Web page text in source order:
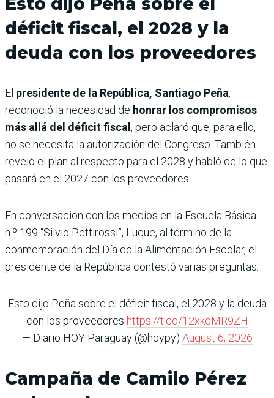
déficit fiscal, el 2028 y la
deuda con los proveedores
El presidente de la República, Santiago Peña,
reconoció la necesidad de honrar los compromisos
más allá del déficit fiscal , pero aclaró que, para ello,
no se necesita la autorización del Congreso. También
reveló el plan al respecto para el 2028 y habló de lo que
pasará en el 2027 con los proveedores.
En conversación con los medios en la Escuela Básica
n.º 199 “Silvio Pettirossi”, Luque, al término de la
conmemoración del Día de la Alimentación Escolar, el
presidente de la República contestó varias preguntas.
Esto dijo Peña sobre el déficit fiscal, el 2028 y la deuda
con los proveedores https://t.co/12xkdMR9ZH
— Diario HOY Paraguay (@hoypy) August 6, 2026
Campaña de Camilo Pérez